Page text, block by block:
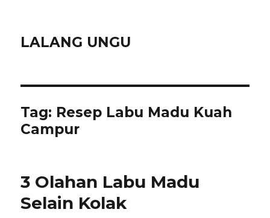
LALANG UNGU
Tag: Resep Labu Madu Kuah
Campur
3 Olahan Labu Madu
Selain Kolak